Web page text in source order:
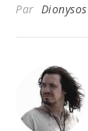
Par Dionysos